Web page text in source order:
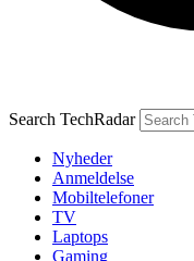
Search TechRadar
Nyheder
Anmeldelse
Mobiltelefoner
TV
Laptops
Gaming